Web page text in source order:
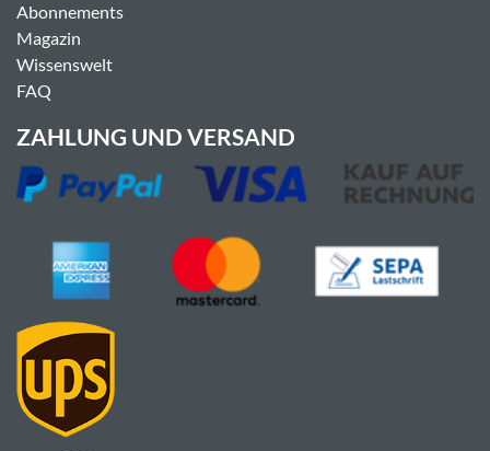
Abonnements
Magazin
Wissenswelt
FAQ
ZAHLUNG UND VERSAND